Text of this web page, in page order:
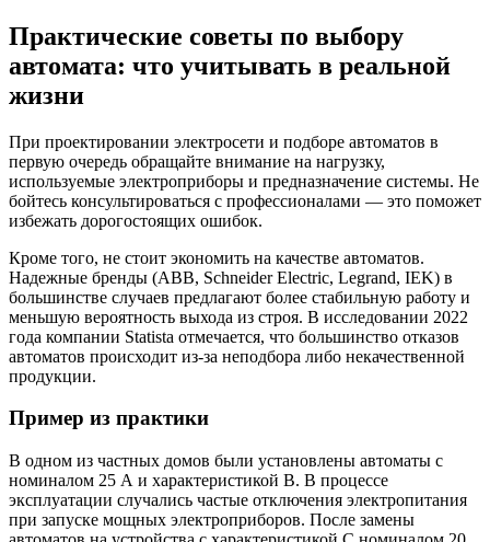
Практические советы по выбору
автомата: что учитывать в реальной
жизни
При проектировании электросети и подборе автоматов в
первую очередь обращайте внимание на нагрузку,
используемые электроприборы и предназначение системы. Не
бойтесь консультироваться с профессионалами — это поможет
избежать дорогостоящих ошибок.
Кроме того, не стоит экономить на качестве автоматов.
Надежные бренды (ABB, Schneider Electric, Legrand, IEK) в
большинстве случаев предлагают более стабильную работу и
меньшую вероятность выхода из строя. В исследовании 2022
года компании Statista отмечается, что большинство отказов
автоматов происходит из-за неподбора либо некачественной
продукции.
Пример из практики
В одном из частных домов были установлены автоматы с
номиналом 25 А и характеристикой B. В процессе
эксплуатации случались частые отключения электропитания
при запуске мощных электроприборов. После замены